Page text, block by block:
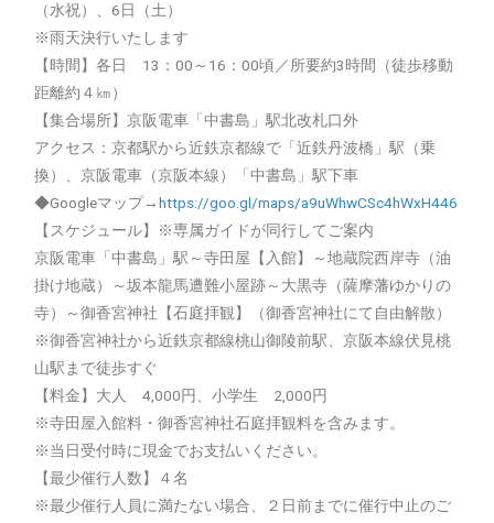
（水祝）、6日（土）
※雨天決行いたします
【時間】各日 13：00～16：00頃／所要約3時間（徒歩移動
距離約４㎞）
【集合場所】京阪電車「中書島」駅北改札口外
アクセス：京都駅から近鉄京都線で「近鉄丹波橋」駅（乗
換）、京阪電車（京阪本線）「中書島」駅下車
◆Googleマップ→https://goo.gl/maps/a9uWhwCSc4hWxH446
【スケジュール】※専属ガイドが同行してご案内
京阪電車「中書島」駅～寺田屋【入館】～地蔵院西岸寺（油
掛け地蔵）～坂本龍馬遭難小屋跡～大黒寺（薩摩藩ゆかりの
寺）～御香宮神社【石庭拝観】（御香宮神社にて自由解散）
※御香宮神社から近鉄京都線桃山御陵前駅、京阪本線伏見桃
山駅まで徒歩すぐ
【料金】大人 4,000円、小学生 2,000円
※寺田屋入館料・御香宮神社石庭拝観料を含みます。
※当日受付時に現金でお支払いください。
【最少催行人数】４名
※最少催行人員に満たない場合、２日前までに催行中止のご